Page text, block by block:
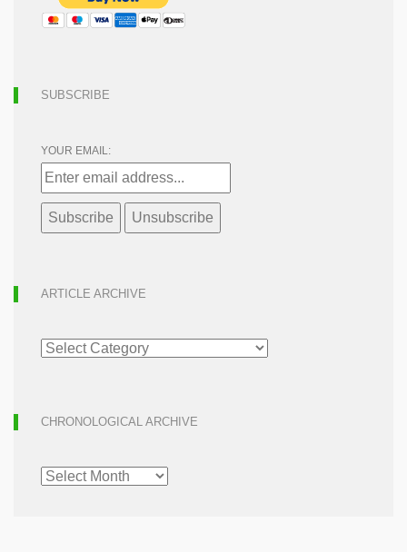
SUBSCRIBE
YOUR EMAIL:
ARTICLE ARCHIVE
ARTICLE
ARCHIVE
CHRONOLOGICAL ARCHIVE
CHRONOLOGICAL
ARCHIVE